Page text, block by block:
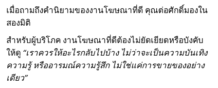
เมื่อถามถึงคำนิยามของงานโฆษณาที่ดี คุณต่อศักดิ์มองใน
สองมิติ
สำหรับผู้บริโภค งานโฆษณาที่ดีต้องไม่ยัดเยียดหรือบังคับ
ให้ดู “เราควรให้อะไรกลับไปบ้าง ไม่ว่าจะเป็นความบันเทิง
ความรู้ หรืออารมณ์ความรู้สึก ไม่ใช่แค่การขายของอย่าง
เดียว”